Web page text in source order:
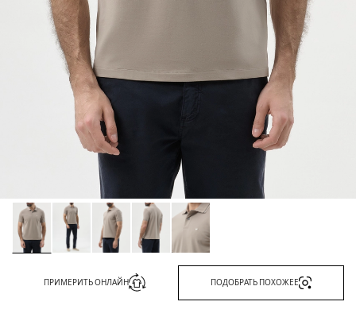
ПРИМЕРИТЬ ОНЛАЙН ПОДОБРАТЬ ПОХОЖЕЕ